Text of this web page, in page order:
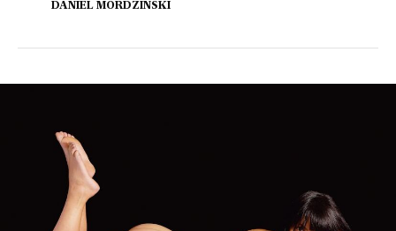
DANIEL MORDZINSKI